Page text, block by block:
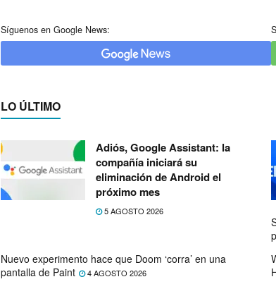
Síguenos en Google News:
LO ÚLTIMO
Adiós, Google Assistant: la
compañía iniciará su
eliminación de Android el
próximo mes
5 AGOSTO 2026
Nuevo experimento hace que Doom ‘corra’ en una
pantalla de Paint
4 AGOSTO 2026